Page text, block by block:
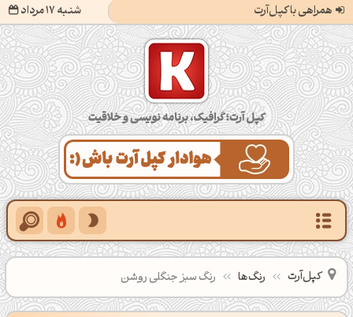
همراهی با کپل‌آرت شنبه 17 مرداد کپل‌آرت؛ گرافیک، برنامه‌نویسی و خلاقیت
کپل‌آرت رنگ‌ها رنگ سبز جنگلی روشن